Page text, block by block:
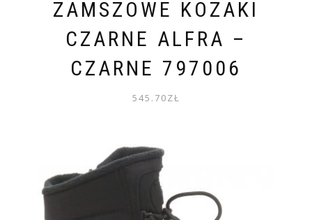
ZAMSZOWE KOZAKI
CZARNE ALFRA –
CZARNE 797006
545.70ZŁ